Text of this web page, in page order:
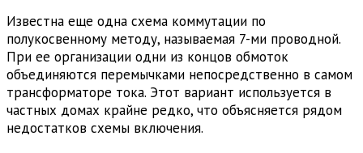
Известна еще одна схема коммутации по
полукосвенному методу, называемая 7-ми проводной.
При ее организации одни из концов обмоток
объединяются перемычками непосредственно в самом
трансформаторе тока. Этот вариант используется в
частных домах крайне редко, что объясняется рядом
недостатков схемы включения.